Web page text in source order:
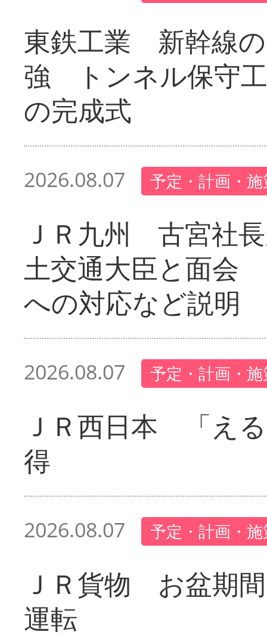
東鉄工業 新幹線
強 トンネル保守
の完成式
2026.08.07 予定・計画・
ＪＲ九州 古宮社
土交通大臣と面会
への対応など説明
2026.08.07 予定・計画・
ＪＲ西日本 「え
得
2026.08.07 予定・計画・
ＪＲ貨物 お盆期
運転